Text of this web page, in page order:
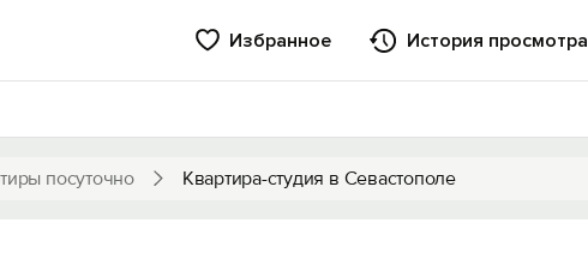
Избранное История просмотра
посуточно Квартира-студия в Севастополе